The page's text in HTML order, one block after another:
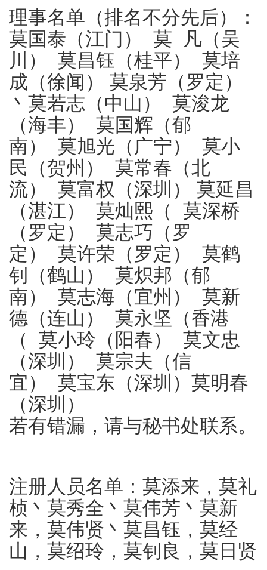
理事名单（排名不分先后）：
莫国泰（江门） 莫 凡（吴
川） 莫昌钰（桂平） 莫培
成（徐闻） 莫泉芳（罗定）
丶莫若志（中山） 莫浚龙
（海丰） 莫国辉（郁
南） 莫旭光（广宁） 莫小
民（贺州） 莫常春（北
流） 莫富权（深圳） 莫延昌
（湛江） 莫灿熙（ 莫深桥
（罗定） 莫志巧（罗
定） 莫许荣（罗定） 莫鹤
钊（鹤山） 莫炽邦（郁
南） 莫志海（宜州） 莫新
德（连山） 莫永坚（香港
（ 莫小玲（阳春） 莫文忠
（深圳） 莫宗夫（信
宜） 莫宝东（深圳）莫明春
（深圳）
若有错漏，请与秘书处联系。
注册人员名单：莫添来，莫礼
桢丶莫秀全丶莫伟芳丶莫新
来，莫伟贤丶莫昌钰，莫经
山，莫绍玲，莫钊良，莫日贤